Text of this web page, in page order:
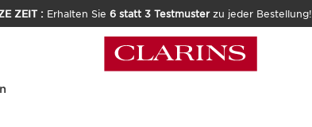
ZEIT : Erhalten Sie 6 statt 3 Testmusterzu jeder Bestellung!